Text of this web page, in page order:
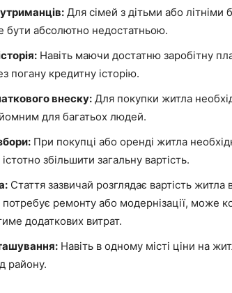
Для сімей з дітьми або літніми
бути абсолютно недостатньою.
Навіть маючи достатню заробітну
погану кредитну історію.
внеску: Для покупки житла
для багатьох людей.
При покупці або оренді житла
збільшити загальну вартість.
Стаття зазвичай розглядає вартість
ремонту або модернізації, може
додаткових витрат.
Навіть в одному місті ціни на
району.